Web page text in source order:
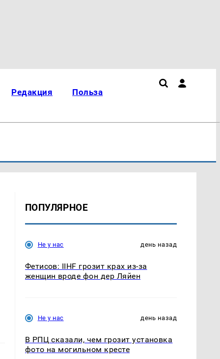
Редакция Польза
ПОПУЛЯРНОЕ
Не у нас день назад
Фетисов: IIHF грозит крах из-за
женщин вроде фон дер Ляйен
Не у нас день назад
В РПЦ сказали, чем грозит установка
фото на могильном кресте